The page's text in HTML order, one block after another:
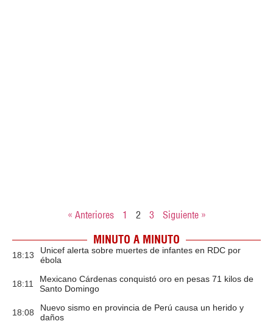
« Anteriores 1 2 3 Siguiente »
MINUTO A MINUTO
18:13
Unicef alerta sobre muertes de infantes en RDC por
ébola
18:11
Mexicano Cárdenas conquistó oro en pesas 71 kilos de
Santo Domingo
18:08
Nuevo sismo en provincia de Perú causa un herido y
daños